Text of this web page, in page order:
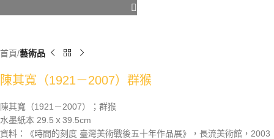
首頁 藝術品
陳其寬（1921－2007）群猴
陳其寬（1921－2007）；群猴
水墨紙本 29.5ｘ39.5cm
資料：《時間的刻度 臺灣美術戰後五十年作品展》，長流美術館，2003